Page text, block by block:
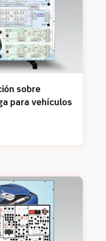
sobre
para vehículos